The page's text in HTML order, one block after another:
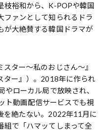
枝裕和から、K-POPや韓国
ファンとして知られるドラ
が大絶賛する韓国ドラマが
ター～私のおじさん〜』
ター』）。2018年に作られ
やローカル局で放映され、
ト動画配信サービスでも視
を絶たない。2022年11月に
組で「ハマッてしまって全